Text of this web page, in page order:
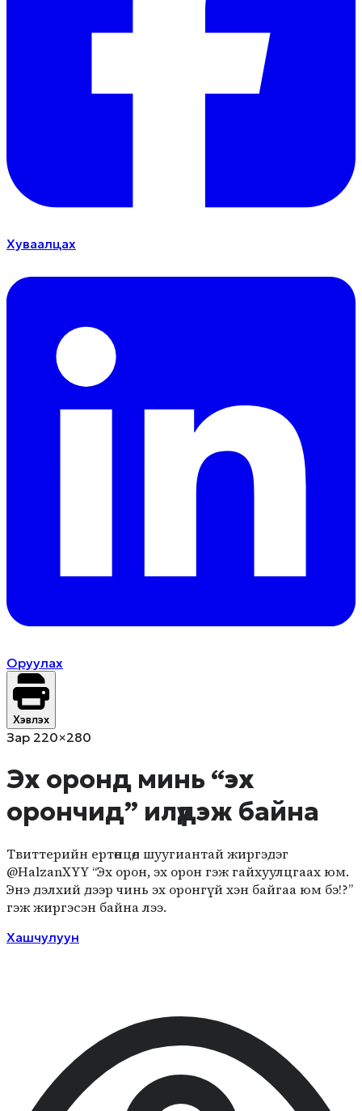
Хуваалцах
Оруулах
Хэвлэх
Зар 220×280
Эх оронд минь “эх
орончид” илүүдэж байна
Твиттерийн ертөнцөд шуугиантай жиргэдэг
@HalzanXYY “Эх орон, эх орон гэж гайхуулцгаах юм.
Энэ дэлхий дээр чинь эх оронгүй хэн байгаа юм бэ!?”
гэж жиргэсэн байна лээ.
Хашчулуун